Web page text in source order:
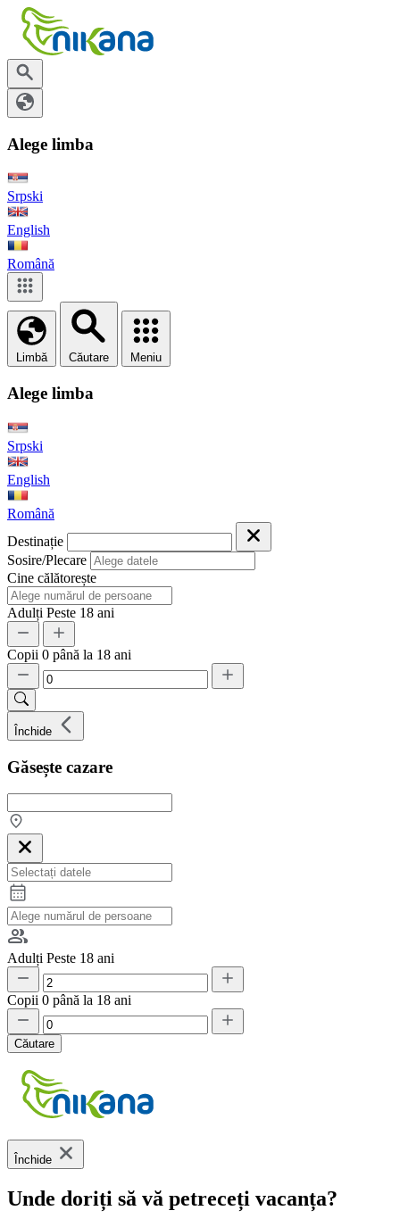
Alege limba
Srpski
English
Română
Limbă Căutare Meniu
Alege limba
Srpski
English
Română
Destinație
Sosire/Plecare
Cine călătorește
Adulți Peste 18 ani
Copii 0 până la 18 ani
Închide
Găsește cazare
Adulți Peste 18 ani
Copii 0 până la 18 ani
Căutare
Închide
Unde doriți să vă petreceți vacanța?